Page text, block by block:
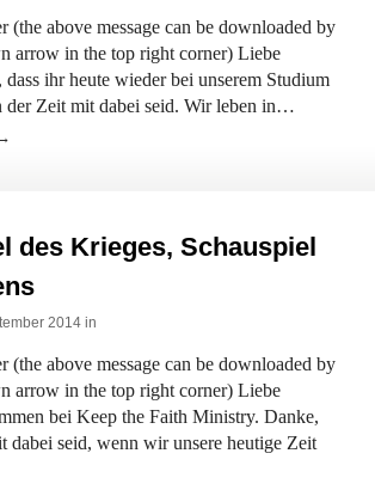
(the above message can be downloaded by
arrow in the top right corner) Liebe
ihr heute wieder bei unserem Studium
der Zeit mit dabei seid. Wir leben in…
des Krieges, Schauspiel
2014 in
(the above message can be downloaded by
arrow in the top right corner) Liebe
bei Keep the Faith Ministry. Danke,
dabei seid, wenn wir unsere heutige Zeit